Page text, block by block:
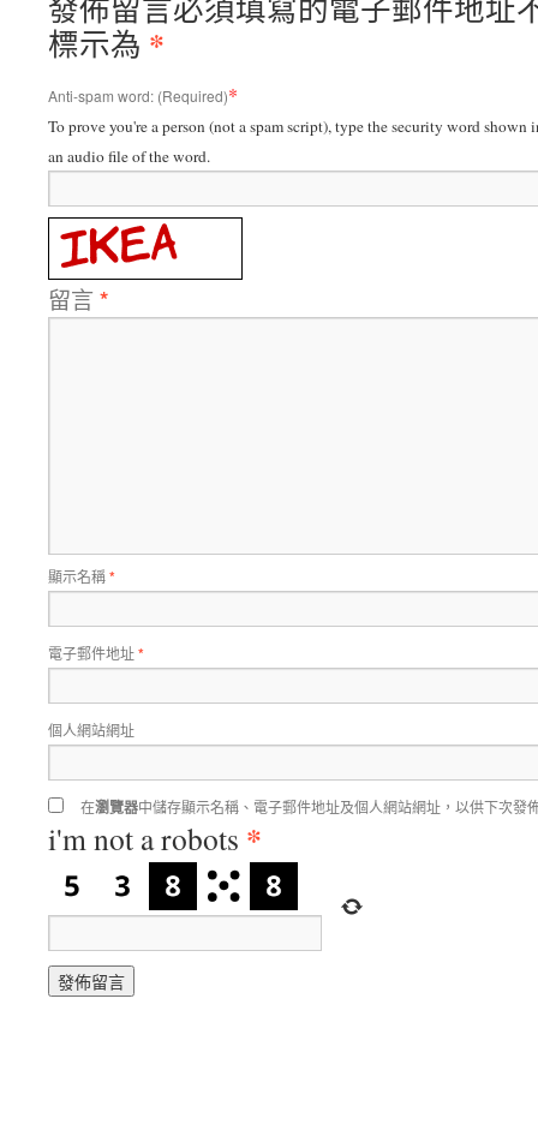
標示為 *
Anti-spam word: (Required)*
To prove you're a person (not a spam script), type the security word
an audio file of the word.
留言 *
顯示名稱*
電子郵件地址*
個人網站網址
在瀏覽器中儲存顯示名稱、電子郵件地址及個人網站網址，以供下次發
i'm not a robots *